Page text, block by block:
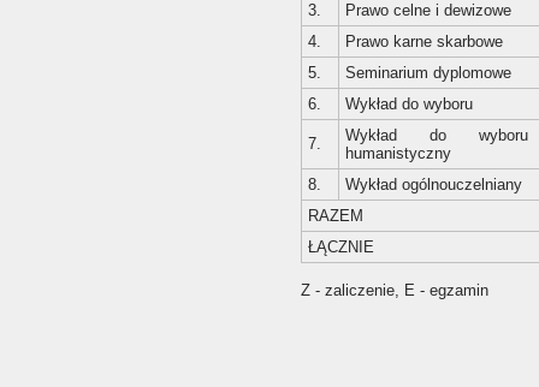
3.
Prawo celne i dewizowe
4.
Prawo karne skarbowe
5.
Seminarium dyplomowe
6.
Wykład do wyboru
7.
Wykład do
humanistyczny
8.
Wykład ogólnouczelniany
RAZEM
ŁĄCZNIE
Z - zaliczenie, E - egzamin